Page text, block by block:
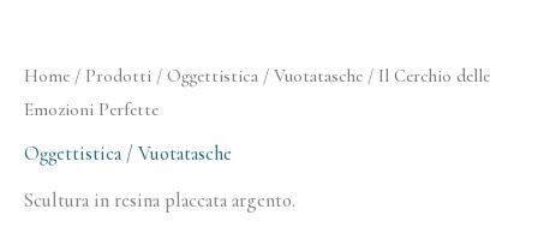
Home / Prodotti / Oggettistica / Vuotatasche / Il Cerchio delle
Emozioni Perfette
Oggettistica / Vuotatasche
Scultura in resina placcata argento.